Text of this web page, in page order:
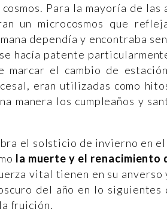
Para la mayoría de las
un microcosmos que
dependía y encontraba
hacía patente
marcar el cambio de
eran utilizadas como
manera los cumpleaños y
el solsticio de invierno en
la muerte y el renacimiento
vital tienen en su anverso
del año en lo siguientes
fruición.